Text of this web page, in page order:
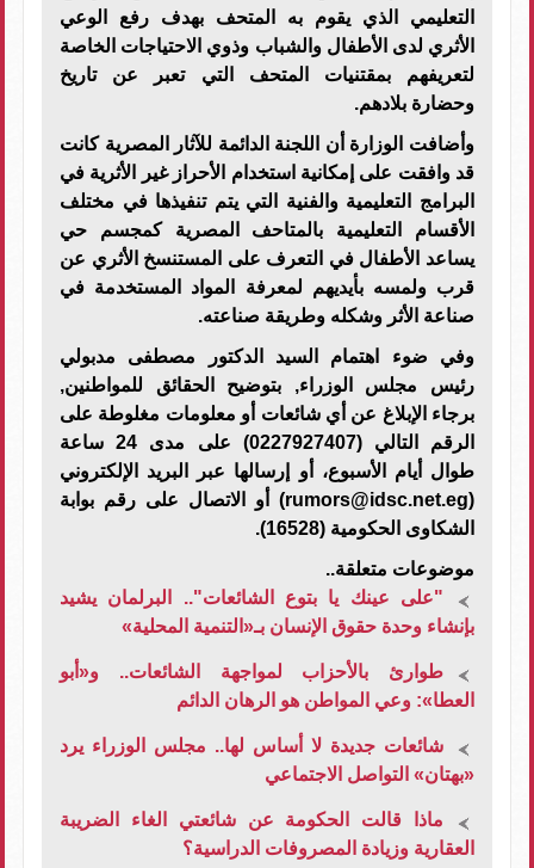
التعليمي الذي يقوم به المتحف بهدف رفع الوعي
الأثري لدى الأطفال والشباب وذوي الاحتياجات الخاصة
لتعريفهم بمقتنيات المتحف التي تعبر عن تاريخ
وحضارة بلادهم.
وأضافت الوزارة أن اللجنة الدائمة للآثار المصرية كانت
قد وافقت على إمكانية استخدام الأحراز غير الأثرية في
البرامج التعليمية والفنية التي يتم تنفيذها في مختلف
الأقسام التعليمية بالمتاحف المصرية كمجسم حي
يساعد الأطفال في التعرف على المستنسخ الأثري عن
قرب ولمسه بأيديهم لمعرفة المواد المستخدمة في
صناعة الأثر وشكله وطريقة صناعته.
وفي ضوء اهتمام السيد الدكتور مصطفى مدبولي
رئيس مجلس الوزراء, بتوضيح الحقائق للمواطنين,
برجاء الإبلاغ عن أي شائعات أو معلومات مغلوطة على
الرقم التالي (0227927407) على مدى 24 ساعة
طوال أيام الأسبوع، أو إرسالها عبر البريد الإلكتروني
(
rumors@idsc.net.eg) أو الاتصال على رقم بوابة
الشكاوى الحكومية (16528).
موضوعات متعلقة..
"على عينك يا بتوع الشائعات".. البرلمان يشيد
بإنشاء وحدة حقوق الإنسان بـ«التنمية المحلية»
طوارئ بالأحزاب لمواجهة الشائعات.. و«أبو
العطا»: وعي المواطن هو الرهان الدائم
شائعات جديدة لا أساس لها.. مجلس الوزراء يرد
«بهتان» التواصل الاجتماعي
ماذا قالت الحكومة عن شائعتي الغاء الضريبة
العقارية وزيادة المصروفات الدراسية؟